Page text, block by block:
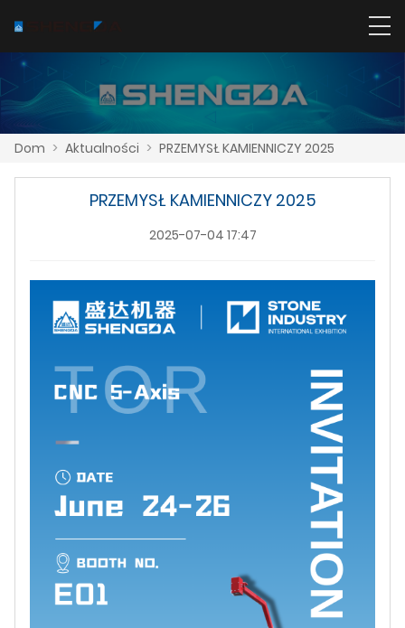
Dom > Aktualności > PRZEMYSŁ KAMIENNICZY 2025
PRZEMYSŁ KAMIENNICZY 2025
2025-07-04 17:47